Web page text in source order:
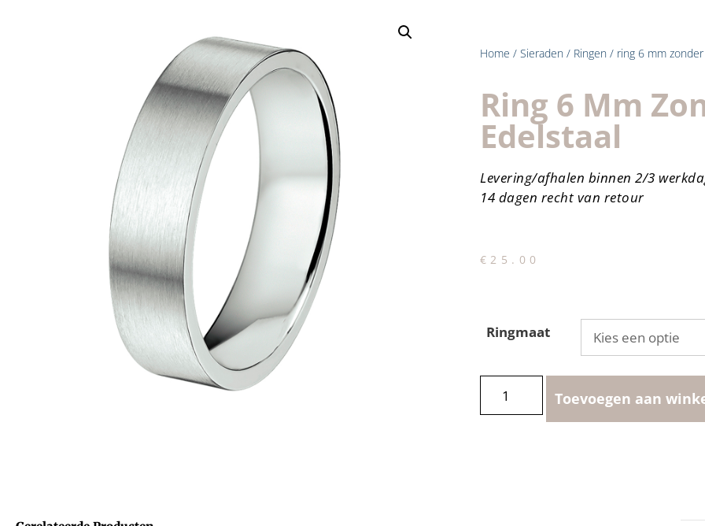
Home / Sieraden / Ringen / ring 6 mm
Ring 6 Mm
Edelstaal
Levering/afhalen binnen 2/3
14 dagen recht van retour
€ 25.00
Ringmaat
Toevoegen aan